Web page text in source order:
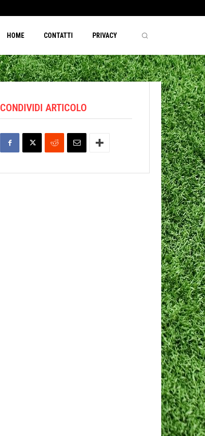
HOME CONTATTI PRIVACY
CONDIVIDI ARTICOLO